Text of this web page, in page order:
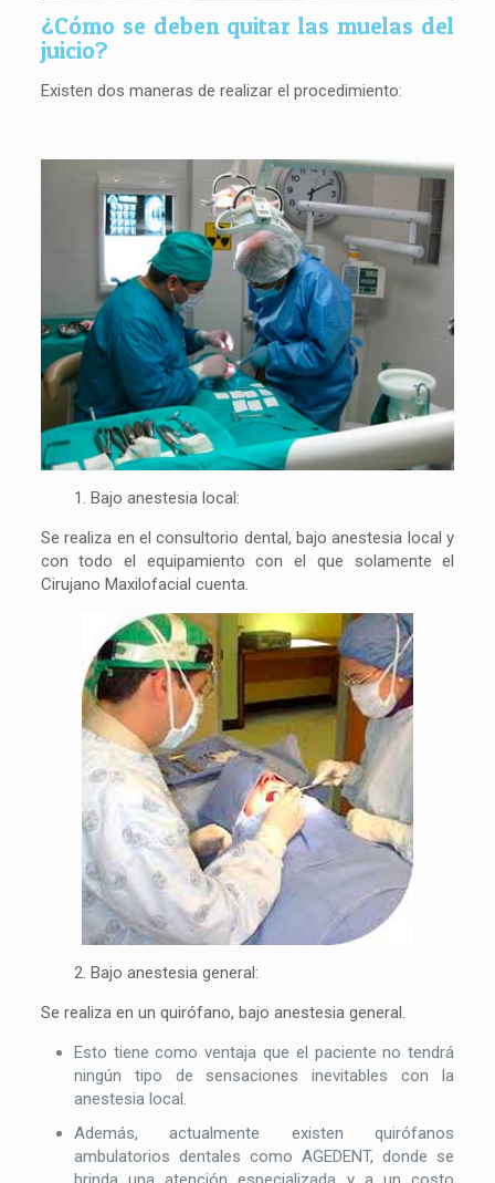
¿Cómo se deben quitar las muelas del
juicio?
Existen dos maneras de realizar el procedimiento:
1. Bajo anestesia local:
Se realiza en el consultorio dental, bajo anestesia local y
con todo el equipamiento con el que solamente el
Cirujano Maxilofacial cuenta.
2. Bajo anestesia general:
Se realiza en un quirófano, bajo anestesia general.
Esto tiene como ventaja que el paciente no tendrá
ningún tipo de sensaciones inevitables con la
anestesia local.
Además, actualmente existen quirófanos
ambulatorios dentales como AGEDENT, donde se